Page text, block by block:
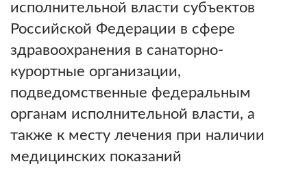
исполнительной власти субъектов
Российской Федерации в сфере
здравоохранения в санаторно-
курортные организации,
подведомственные федеральным
органам исполнительной власти, а
также к месту лечения при наличии
медицинских показаний